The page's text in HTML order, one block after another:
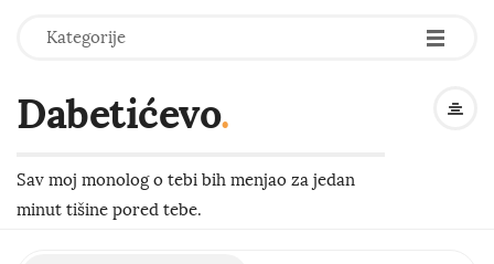
Kategorije -
-
-
Dabetićevo.
Sav moj monolog o tebi bih menjao za jedan
minut tišine pored tebe.